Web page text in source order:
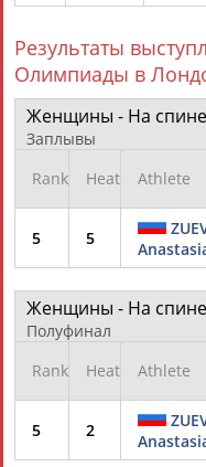
Результаты
Олимпиады в
Женщины - На
Заплывы
Rank
Heat Athlete
5 5
Женщины - На
Полуфинал
Rank
Heat Athlete
5 2